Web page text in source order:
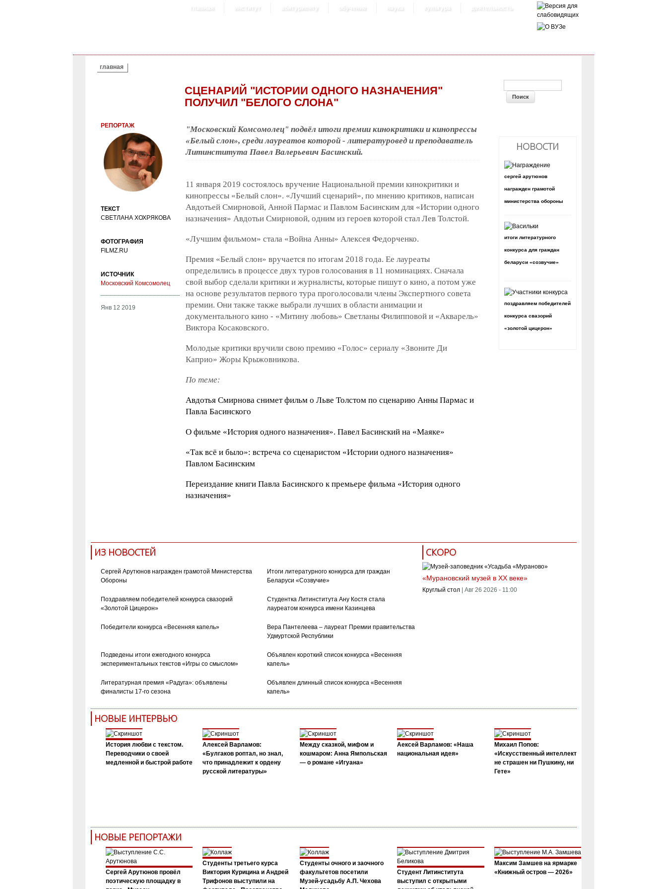
главная институт абитуриенту обучение наука культура деятельность
ВЫ ЗДЕСЬ
главная
СЦЕНАРИЙ "ИСТОРИИ ОДНОГО НАЗНАЧЕНИЯ"
ПОЛУЧИЛ "БЕЛОГО СЛОНА"
РЕПОРТАЖ
ТЕКСТ
СВЕТЛАНА ХОХРЯКОВА
ФОТОГРАФИЯ
FILMZ.RU
ИСТОЧНИК
Московский Комсомолец
Янв 12 2019
"Московский Комсомолец" подвёл итоги премии кинокритики и кинопрессы
«Белый слон», среди лауреатов которой - литературовед и преподаватель
Литинститута Павел Валерьевич Басинский.
11 января 2019 состоялось вручение Национальной премии кинокритики и
кинопрессы «Белый слон». «Лучший сценарий», по мнению критиков, написан
Авдотьей Смирновой, Анной Пармас и Павлом Басинским для «Истории одного
назначения» Авдотьи Смирновой, одним из героев которой стал Лев Толстой.
«Лучшим фильмом» стала «Война Анны» Алексея Федорченко.
Премия «Белый слон» вручается по итогам 2018 года. Ее лауреаты
определились в процессе двух туров голосования в 11 номинациях. Сначала
свой выбор сделали критики и журналисты, которые пишут о кино, а потом уже
на основе результатов первого тура проголосовали члены Экспертного совета
премии. Они также также выбрали лучших в области анимации и
документального кино - «Митину любовь» Светланы Филипповой и «Акварель»
Виктора Косаковского.
Молодые критики вручили свою премию «Голос» сериалу «Звоните Ди
Каприо» Жоры Крыжовникова.
По теме:
Авдотья Смирнова снимет фильм о Льве Толстом по сценарию Анны Пармас и
Павла Басинского
О фильме «История одного назначения». Павел Басинский на «Маяке»
«Так всё и было»: встреча со сценаристом «Истории одного назначения»
Павлом Басинским
Переиздание книги Павла Басинского к премьере фильма «История одного
назначения»
ФОРМА ПОИСКА
НОВОСТИ
сергей арутюнов
награжден грамотой
министерства обороны
итоги литературного
конкурса для граждан
беларуси «созвучие»
поздравляем победителей
конкурса свазорий
«золотой цицерон»
ИЗ НОВОСТЕЙ
Сергей Арутюнов награжден грамотой Министерства
Обороны
Итоги литературного конкурса для граждан
Беларуси «Созвучие»
Поздравляем победителей конкурса свазорий
«Золотой Цицерон»
Студентка Литинститута Ану Костя стала
лауреатом конкурса имени Казинцева
Победители конкурса «Весенняя капель»
Вера Пантелеева – лауреат Премии правительства
Удмуртской Республики
Подведены итоги ежегодного конкурса
экспериментальных текстов «Игры со смыслом»
Объявлен короткий список конкурса «Весенняя
капель»
Литературная премия «Радуга»: объявлены
финалисты 17-го сезона
Объявлен длинный список конкурса «Весенняя
капель»
СКОРО
«Мурановский музей в XX веке»
Круглый стол Авг 26 2026 - 11:00
НОВЫЕ ИНТЕРВЬЮ
История любви с текстом.
Переводчики о своей
медленной и быстрой работе
Алексей Варламов:
«Булгаков роптал, но знал,
что принадлежит к ордену
русской литературы»
Между сказкой, мифом и
кошмаром: Анна Ямпольская
— о романе «Игуана»
Аексей Варламов: «Наша
национальная идея»
Михаил Попов:
«Искусственный интеллект
не страшен ни Пушкину, ни
Гете»
НОВЫЕ РЕПОРТАЖИ
Сергей Арутюнов провёл
поэтическую площадку в
Студенты третьего курса
Виктория Курицина и Андрей
Трифонов выступили на
Студенты очного и заочного
факультетов посетили
Музей-усадьбу А.П. Чехова
Студент Литинститута
выступил с открытыми
Максим Замшев на ярмарке
«Книжный остров — 2026»